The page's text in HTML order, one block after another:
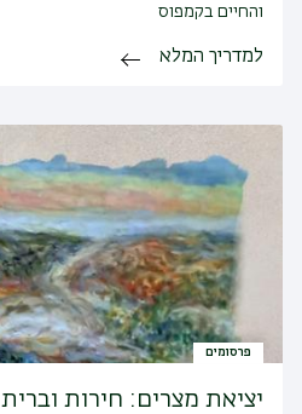
והחיים בקמפוס
למדריך המלא
פרסומים
יציאת מצרים: חירות וברית